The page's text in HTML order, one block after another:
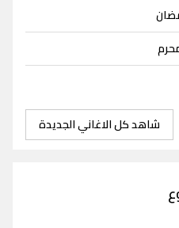
شاهد كل الاغاني الجديدة